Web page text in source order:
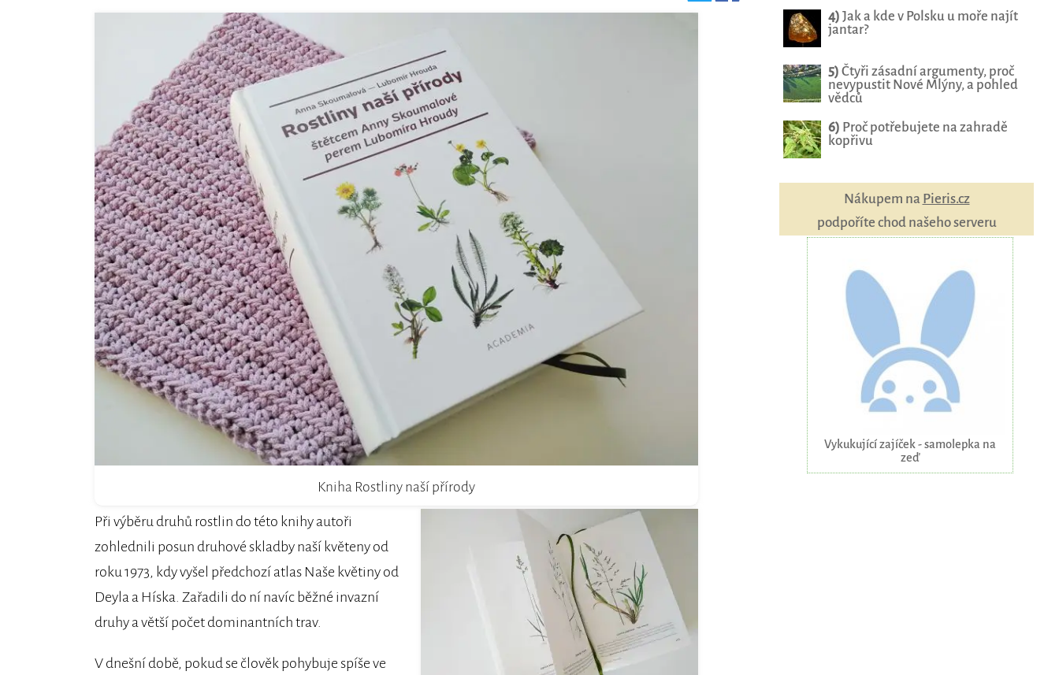
Kniha Rostliny naší přírody
Při výběru druhů rostlin do této knihy autoři
zohlednili posun druhové skladby naší květeny od
roku 1973, kdy vyšel předchozí atlas Naše květiny od
Deyla a Híska. Zařadili do ní navíc běžné invazní
druhy a větší počet dominantních trav.
V dnešní době, pokud se člověk pohybuje spíše ve
4) Jak a kde v Polsku u moře najít
jantar?
5) Čtyři zásadní argumenty, proč
nevypustit Nové Mlýny, a pohled
vědců
6) Proč potřebujete na zahradě
kopřivu
Nákupem na Pieris.cz
podpoříte chod našeho serveru
Vykukující zajíček - samolepka na
zeď